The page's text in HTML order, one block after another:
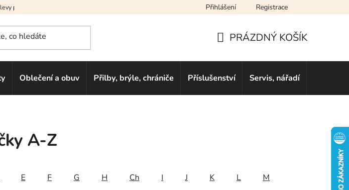
pro vás Obchodní podmínky
Přihlášení Registrace
KOŠÍK
PRÁZDNÝ KOŠÍK
Oblečení a obuv Přilby, brýle, chrániče Příslušenství Servis, nářadí
A-Z
E F G H Ch I J K L M